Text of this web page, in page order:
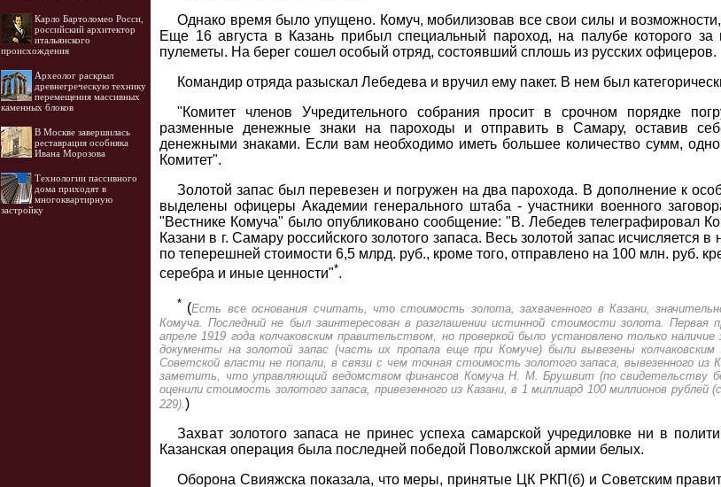
Карло Бартоломео Росси,
российский архитектор
итальянского
происхождения
Археолог раскрыл
древнегреческую технику
перемещения массивных
каменных блоков
В Москве завершилась
реставрация особняка
Ивана Морозова
Технологии пассивного
дома приходят в
многоквартирную
застройку
Однако время было упущено. Комуч, мобилизовав все свои силы и
Еще 16 августа в Казань прибыл специальный пароход, на палубе которого
пулеметы. На берег сошел особый отряд, состоявший сплошь из русских офицеров.
Командир отряда разыскал Лебедева и вручил ему пакет. В нем был
"Комитет членов Учредительного собрания просит в срочном порядке
разменные денежные знаки на пароходы и отправить в Самару, оставив
денежными знаками. Если вам необходимо иметь большее количество сумм,
Комитет".
Золотой запас был перевезен и погружен на два парохода. В дополнение к
выделены офицеры Академии генерального штаба - участники военного
"Вестнике Комуча" было опубликовано сообщение: "В. Лебедев телеграфировал
Казани в г. Самару российского золотого запаса. Весь золотой запас исчисляется
по теперешней стоимости 6,5 млрд. руб., кроме того, отправлено на 100 млн. руб.
серебра и иные ценности"*.
* (Есть все основания считать, что стоимость золота, захваченного в Казани,
Комуча. Последний не был заинтересован в разглашении истинной стоимости золота. Первая
апреле 1919 года колчаковским правительством, но проверкой было установлено только
документы на золотой запас (часть их пропала еще при Комуче) были вывезены
Советской власти не попали, в связи с чем точная стоимость золотого запаса, вывезенного из
заметить, что управляющий ведомством финансов Комуча Н. М. Брушвит (по свидетельству
оценили стоимость золотого запаса, привезенного из Казани, в 1 миллиард 100 миллионов
229).)
Захват золотого запаса не принес успеха самарской учредиловке ни в
Казанская операция была последней победой Поволжской армии белых.
Оборона Свияжска показала, что меры, принятые ЦК РКП(б) и Советским